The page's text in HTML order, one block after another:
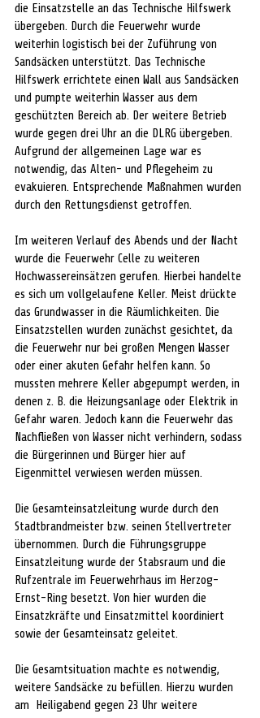
die Einsatzstelle an das Technische Hilfswerk
übergeben. Durch die Feuerwehr wurde
weiterhin logistisch bei der Zuführung von
Sandsäcken unterstützt. Das Technische
Hilfswerk errichtete einen Wall aus Sandsäcken
und pumpte weiterhin Wasser aus dem
geschützten Bereich ab. Der weitere Betrieb
wurde gegen drei Uhr an die DLRG übergeben.
Aufgrund der allgemeinen Lage war es
notwendig, das Alten- und Pflegeheim zu
evakuieren. Entsprechende Maßnahmen wurden
durch den Rettungsdienst getroffen.
Im weiteren Verlauf des Abends und der Nacht
wurde die Feuerwehr Celle zu weiteren
Hochwassereinsätzen gerufen. Hierbei handelte
es sich um vollgelaufene Keller. Meist drückte
das Grundwasser in die Räumlichkeiten. Die
Einsatzstellen wurden zunächst gesichtet, da
die Feuerwehr nur bei großen Mengen Wasser
oder einer akuten Gefahr helfen kann. So
mussten mehrere Keller abgepumpt werden, in
denen z. B. die Heizungsanlage oder Elektrik in
Gefahr waren. Jedoch kann die Feuerwehr das
Nachfließen von Wasser nicht verhindern, sodass
die Bürgerinnen und Bürger hier auf
Eigenmittel verwiesen werden müssen.
Die Gesamteinsatzleitung wurde durch den
Stadtbrandmeister bzw. seinen Stellvertreter
übernommen. Durch die Führungsgruppe
Einsatzleitung wurde der Stabsraum und die
Rufzentrale im Feuerwehrhaus im Herzog-
Ernst-Ring besetzt. Von hier wurden die
Einsatzkräfte und Einsatzmittel koordiniert
sowie der Gesamteinsatz geleitet.
Die Gesamtsituation machte es notwendig,
weitere Sandsäcke zu befüllen. Hierzu wurden
am  Heiligabend gegen 23 Uhr weitere